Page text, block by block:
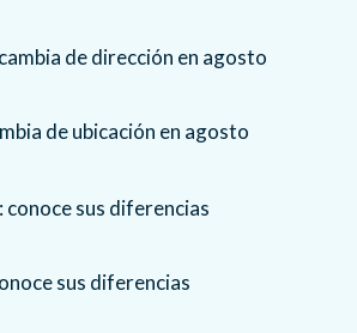
de ubicación en agosto
sus diferencias